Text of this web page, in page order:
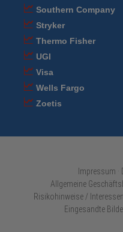
Southern Company
Stryker
Thermo Fisher
UGI
Visa
Wells Fargo
Zoetis
Impressum
Allgemeine
Risikohinweise /
Eingesandte